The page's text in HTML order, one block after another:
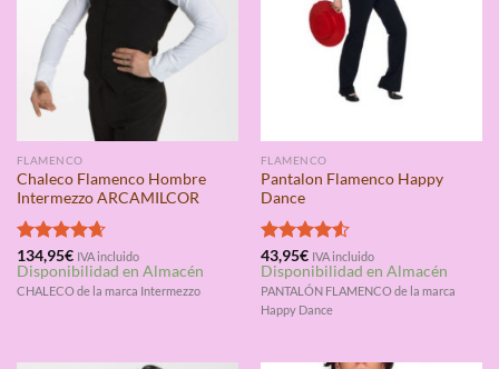
FLAMENCO
Chaleco Flamenco Hombre
Intermezzo ARCAMILCOR
Valorado
con4.67
de 5
134,95€ IVA incluido
Disponibilidad en Almacén
CHALECO de la marca Intermezzo
FLAMENCO
Pantalon Flamenco Happy
Dance
Valorado
con4.50
de 5
43,95€ IVA incluido
Disponibilidad en Almacén
PANTALÓN FLAMENCO de la marca
Happy Dance